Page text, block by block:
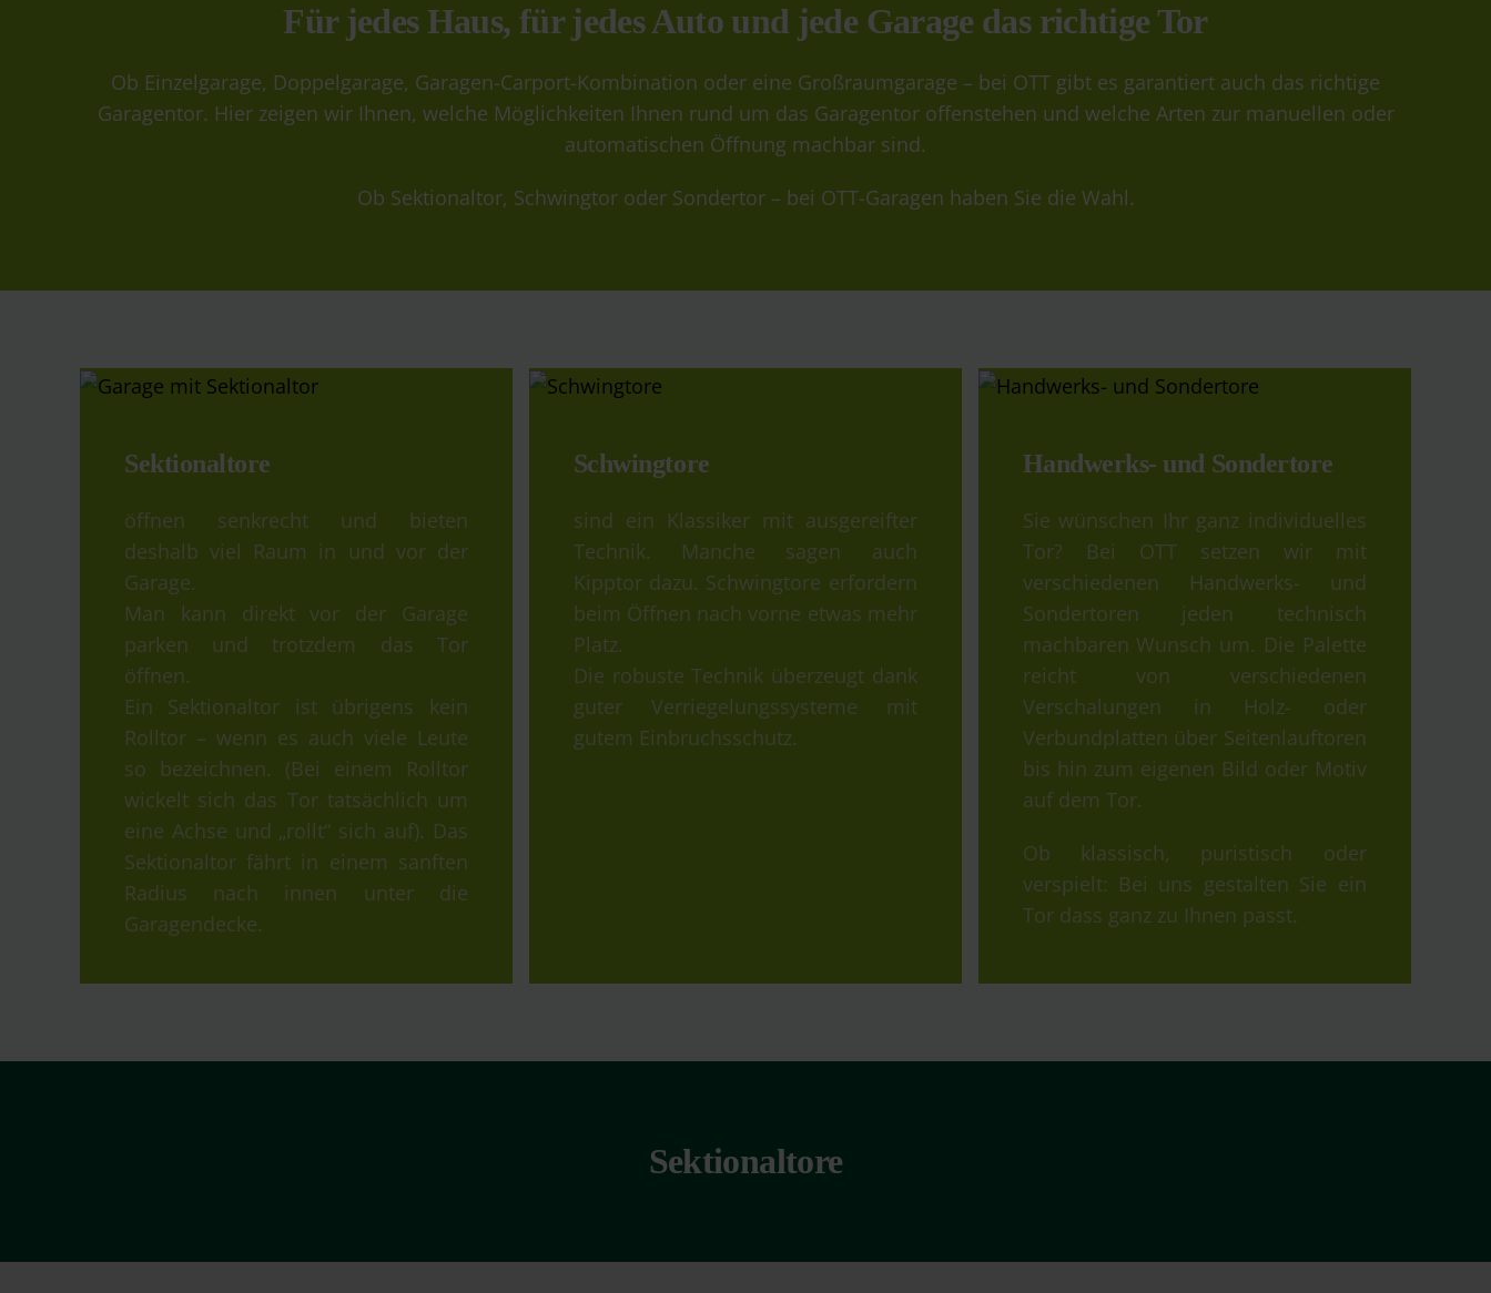
Für jedes Haus, für jedes Auto und jede Garage das richtige Tor
Ob Einzelgarage, Doppelgarage, Garagen-Carport-Kombination oder eine Großraumgarage – bei OTT gibt es garantiert auch das richtige
Garagentor. Hier zeigen wir Ihnen, welche Möglichkeiten Ihnen rund um das Garagentor offenstehen und welche Arten zur manuellen oder
automatischen Öffnung machbar sind.
Ob Sektionaltor, Schwingtoroder Sondertor– bei OTT-Garagen haben Sie die Wahl.
Sektionaltore
öffnen senkrecht und bieten
deshalb viel Raum in und vor der
Garage.
Man kann direkt vor der Garage
parken und trotzdem das Tor
öffnen.
Ein Sektionaltor ist übrigens kein
Rolltor – wenn es auch viele Leute
so bezeichnen. (Bei einem Rolltor
wickelt sich das Tor tatsächlich um
eine Achse und „rollt“ sich auf). Das
Sektionaltor fährt in einem sanften
Radius nach innen unter die
Garagendecke.
Schwingtore
sind ein Klassiker mit ausgereifter
Technik. Manche sagen auch
Kipptor dazu. Schwingtore erfordern
beim Öffnen nach vorne etwas mehr
Platz.
Die robuste Technik überzeugt dank
guter Verriegelungssysteme mit
gutem Einbruchsschutz.
Handwerks- und Sondertore
Sie wünschen Ihr ganz individuelles
Tor? Bei OTT setzen wir mit
verschiedenen Handwerks- und
Sondertoren jeden technisch
machbaren Wunsch um. Die Palette
reicht von verschiedenen
Verschalungen in Holz- oder
Verbundplatten über Seitenlauftoren
bis hin zum eigenen Bild oder Motiv
auf dem Tor.
Ob klassisch, puristisch oder
verspielt: Bei uns gestalten Sie ein
Tor dass ganz zu Ihnen passt.
Sektionaltore